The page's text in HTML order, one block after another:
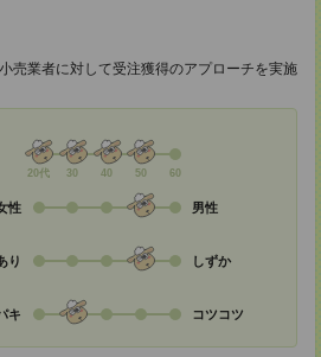
売業者に対して受注獲得のアプローチを実施
20代 30 40 50 60
性 男性
り しずか
キ コツコツ